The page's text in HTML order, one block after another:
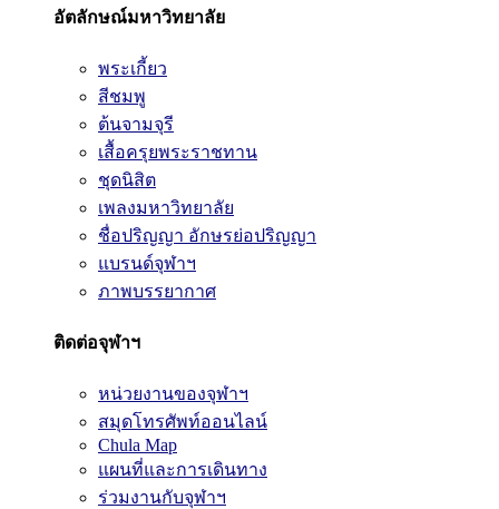
อัตลักษณ์มหาวิทยาลัย
พระเกี้ยว
สีชมพู
ต้นจามจุรี
เสื้อครุยพระราชทาน
ชุดนิสิต
เพลงมหาวิทยาลัย
ชื่อปริญญา อักษรย่อปริญญา
แบรนด์จุฬาฯ
ภาพบรรยากาศ
ติดต่อจุฬาฯ
หน่วยงานของจุฬาฯ
สมุดโทรศัพท์ออนไลน์
Chula Map
แผนที่และการเดินทาง
ร่วมงานกับจุฬาฯ